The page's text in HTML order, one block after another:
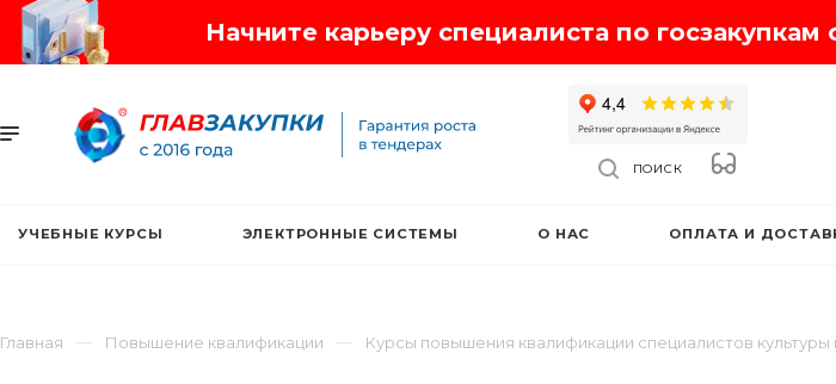
Начните карьеру специалиста по
ПОИСК
УЧЕБНЫЕ КУРСЫ ЭЛЕКТРОННЫЕ СИСТЕМЫ О НАС ОПЛАТА И
Главная Повышение квалификации Курсы повышения квалификации специалистов культуры